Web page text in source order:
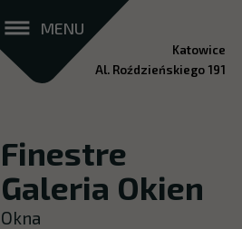
MENU
Katowice
Al. Roździeńskiego 191
Finestre
Galeria Okien
Okna